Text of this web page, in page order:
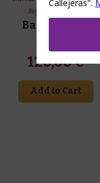
Regalos para niñ@s
Baby reborn
120,00€
Add to Cart